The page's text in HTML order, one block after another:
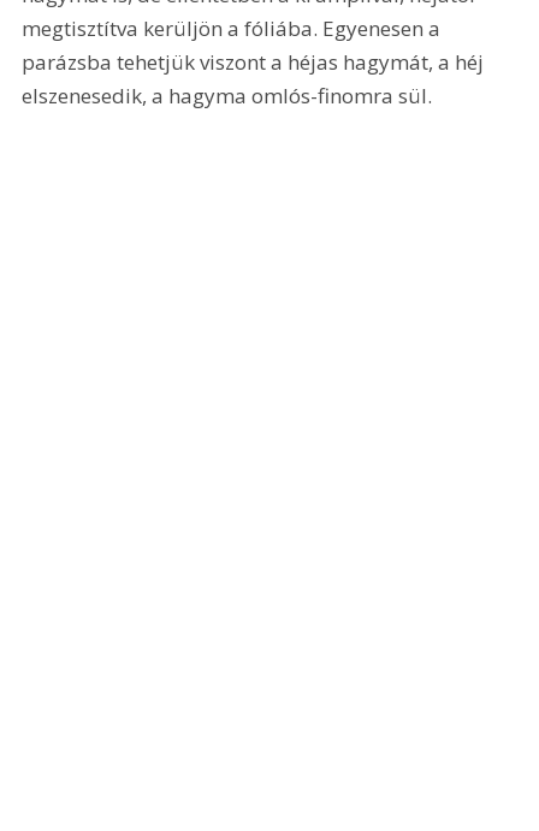
megtisztítva kerüljön a fóliába. Egyenesen a
parázsba tehetjük viszont a héjas hagymát, a héj
elszenesedik, a hagyma omlós-finomra sül.